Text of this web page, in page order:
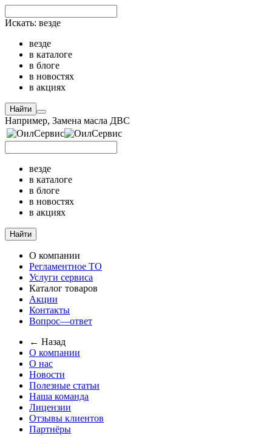
Искать: везде
везде
в каталоге
в блоге
в новостях
в акциях
Найти
Например, Замена масла ДВС
везде
в каталоге
в блоге
в новостях
в акциях
Найти
О компании
Регламентное ТО
Услуги сервиса
Каталог товаров
Акции
Контакты
Вопрос—ответ
← Назад
О компании
О нас
Новости
Полезные статьи
Наша команда
Лицензии
Отзывы клиентов
Партнёры